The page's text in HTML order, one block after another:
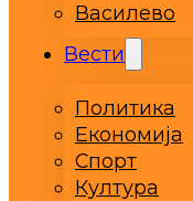
Василево
Вести
Политика
Економија
Спорт
Култура